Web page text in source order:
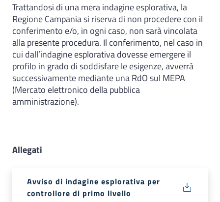
Trattandosi di una mera indagine esplorativa, la
Regione Campania si riserva di non procedere con il
conferimento e/o, in ogni caso, non sarà vincolata
alla presente procedura. Il conferimento, nel caso in
cui dall’indagine esplorativa dovesse emergere il
profilo in grado di soddisfare le esigenze, avverrà
successivamente mediante una RdO sul MEPA
(Mercato elettronico della pubblica
amministrazione).
Allegati
Avviso di indagine esplorativa per
controllore di primo livello